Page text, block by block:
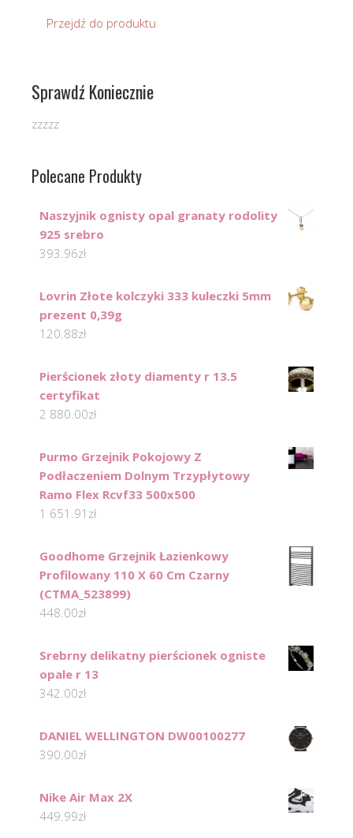
Przejdź do produktu
Sprawdź Koniecznie
zzzzz
Polecane Produkty
Naszyjnik ognisty opal granaty rodolity
925 srebro
393.96zł
Lovrin Złote kolczyki 333 kuleczki 5mm
prezent 0,39g
120.88zł
Pierścionek złoty diamenty r 13.5
certyfikat
2 880.00zł
Purmo Grzejnik Pokojowy Z
Podłaczeniem Dolnym Trzypłytowy
Ramo Flex Rcvf33 500x500
1 651.91 zł
Goodhome Grzejnik Łazienkowy
Profilowany 110 X 60 Cm Czarny
(CTMA_523899)
448.00zł
Srebrny delikatny pierścionek ogniste
opale r 13
342.00zł
DANIEL WELLINGTON DW00100277
390.00zł
Nike Air Max 2X
449.99zł